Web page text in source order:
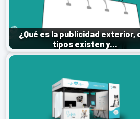
¿Qué es la publicidad exterior,
tipos existen y…